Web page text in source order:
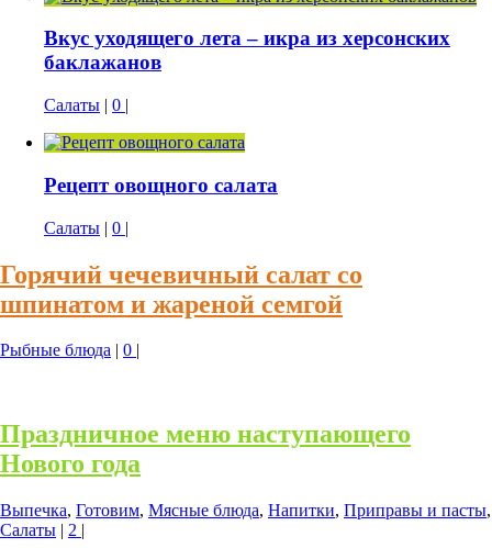
Вкус уходящего лета – икра из херсонских
баклажанов
Салаты | 0 |
Рецепт овощного салата
Салаты | 0 |
Горячий чечевичный салат со
шпинатом и жареной семгой
Рыбные блюда | 0 |
Праздничное меню наступающего
Нового года
Выпечка, Готовим, Мясные блюда, Напитки, Приправы и пасты,
Салаты | 2 |